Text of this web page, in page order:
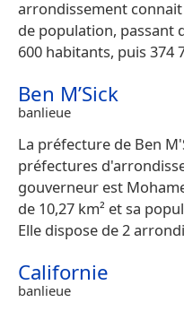
arrondissement connait
de population, passant
600 habitants, puis 374
Ben M’Sick
banlieue
La préfecture de Ben
préfectures
gouverneur est
de 10,27 km² et sa
Elle dispose de 2
Californie
banlieue